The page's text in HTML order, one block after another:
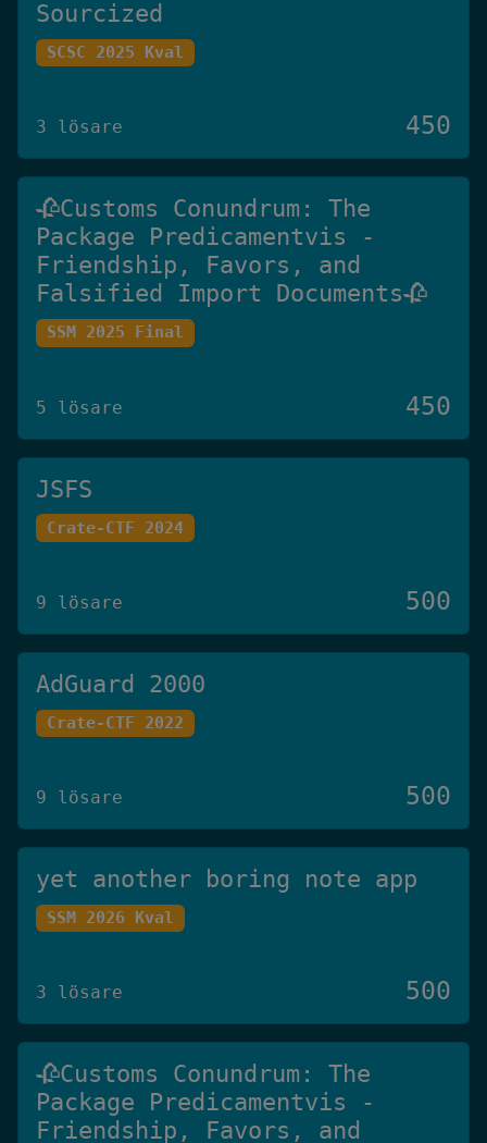
Sourcized
SCSC 2025 Kval
3 lösare 450
🥀Customs Conundrum: The
Package Predicamentvis -
Friendship, Favors, and
Falsified Import Documents🥀
SSM 2025 Final
5 lösare 450
JSFS
Crate-CTF 2024
9 lösare 500
AdGuard 2000
Crate-CTF 2022
9 lösare 500
yet another boring note app
SSM 2026 Kval
3 lösare 500
🥀Customs Conundrum: The
Package Predicamentvis -
Friendship, Favors, and